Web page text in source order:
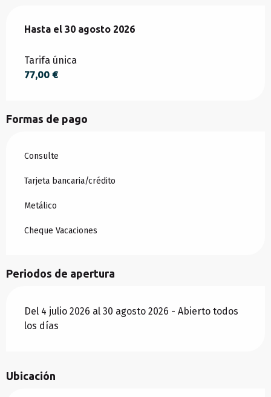
Desde 4 julio 2026 hasta
Hasta el 30 agosto 2026
Tarifa única
77,00 €
Formas de pago
Consulte
Tarjeta bancaria/crédito
Metálico
Cheque Vacaciones
Periodos de apertura
Del 4 julio 2026 al 30 agosto 2026 - Abierto todos
los días
Ubicación